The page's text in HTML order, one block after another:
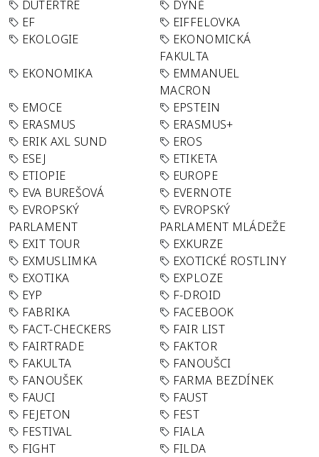
DUTERTRE
DÝNĚ
EF
EIFFELOVKA
EKOLOGIE
EKONOMICKÁ
FAKULTA
EKONOMIKA
EMMANUEL
MACRON
EMOCE
EPSTEIN
ERASMUS
ERASMUS+
ERIK AXL SUND
EROS
ESEJ
ETIKETA
ETIOPIE
EUROPE
EVA BUREŠOVÁ
EVERNOTE
EVROPSKÝ
PARLAMENT
EVROPSKÝ
PARLAMENT MLÁDEŽE
EXIT TOUR
EXKURZE
EXMUSLIMKA
EXOTICKÉ ROSTLINY
EXOTIKA
EXPLOZE
EYP
F-DROID
FABRIKA
FACEBOOK
FACT-CHECKERS
FAIR LIST
FAIRTRADE
FAKTOR
FAKULTA
FANOUŠCI
FANOUŠEK
FARMA BEZDÍNEK
FAUCI
FAUST
FEJETON
FEST
FESTIVAL
FIALA
FIGHT
FILDA